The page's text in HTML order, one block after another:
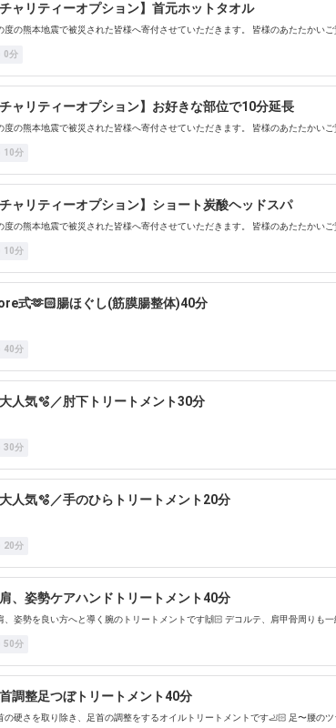
チャリティーオプション】首元ホットタオル
度の熊本地震で被災された皆様へ寄付させていただきます。 皆様のあたたかいご
0分
チャリティーオプション】お好きな部位で10分延長
度の熊本地震で被災された皆様へ寄付させていただきます。 皆様のあたたかいご
10分
チャリティーオプション】ショート炭酸ヘッドスパ
度の熊本地震で被災された皆様へ寄付させていただきます。 皆様のあたたかいご
10分
式🫶🏻腸ほぐし(筋膜腸整体)40分
40分
人気🫧／肘下トリートメント30分
30分
人気🫧／手のひらトリートメント20分
20分
、姿勢ケアハンドトリートメント40分
、姿勢を良い方へと導く腕のトリートメントです🙌🏻 デコルテ、肩甲骨周りも一
50分
調整足つぼトリートメント40分
の硬さを取り除き、足首の調整をするオイルトリートメントです🦶🏻 足〜腰のツ